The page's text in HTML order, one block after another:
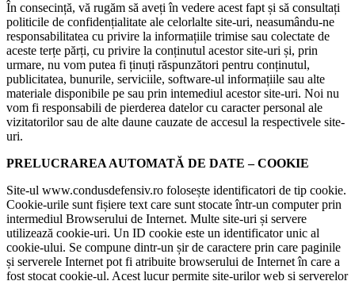
În consecință, vă rugăm să aveți în vedere acest fapt și să consultați
politicile de confidențialitate ale celorlalte site-uri, neasumându-ne
responsabilitatea cu privire la informațiile trimise sau colectate de
aceste terțe părți, cu privire la conținutul acestor site-uri și, prin
urmare, nu vom putea fi ținuți răspunzători pentru conținutul,
publicitatea, bunurile, serviciile, software-ul informațiile sau alte
materiale disponibile pe sau prin intemediul acestor site-uri. Noi nu
vom fi responsabili de pierderea datelor cu caracter personal ale
vizitatorilor sau de alte daune cauzate de accesul la respectivele site-
uri.
PRELUCRAREA AUTOMATĂ DE DATE – COOKIE
Site-ul www.condusdefensiv.ro folosește identificatori de tip cookie.
Cookie-urile sunt fișiere text care sunt stocate într-un computer prin
intermediul Browserului de Internet. Multe site-uri și servere
utilizează cookie-uri. Un ID cookie este un identificator unic al
cookie-ului. Se compune dintr-un șir de caractere prin care paginile
și serverele Internet pot fi atribuite browserului de Internet în care a
fost stocat cookie-ul. Acest lucur permite site-urilor web și serverelor